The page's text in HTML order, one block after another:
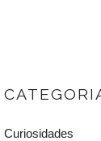
Curiosidades